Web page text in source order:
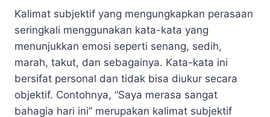
Kalimat subjektif yang mengungkapkan perasaan
seringkali menggunakan kata-kata yang
menunjukkan emosi seperti senang, sedih,
marah, takut, dan sebagainya. Kata-kata ini
bersifat personal dan tidak bisa diukur secara
objektif. Contohnya, “Saya merasa sangat
bahagia hari ini” merupakan kalimat subjektif